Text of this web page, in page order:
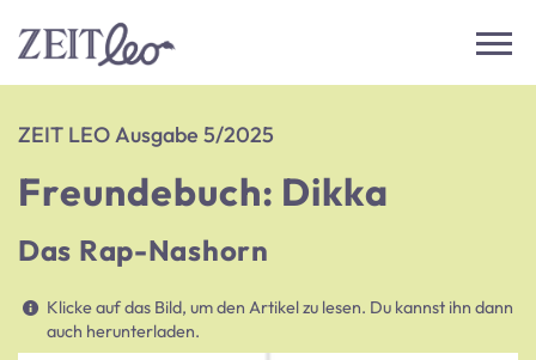
ZEIT LEO Ausgabe 5/2025
Freundebuch: Dikka
Das Rap-Nashorn
Klicke auf das Bild, um den Artikel zu lesen. Du kannst ihn dann
auch herunterladen.